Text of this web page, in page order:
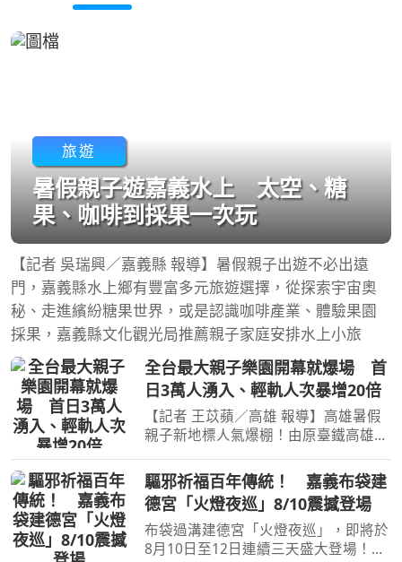
旅遊
暑假親子遊嘉義水上 太空、糖
果、咖啡到採果一次玩
【記者 吳瑞興／嘉義縣 報導】暑假親子出遊不必出遠
門，嘉義縣水上鄉有豐富多元旅遊選擇，從探索宇宙奧
秘、走進繽紛糖果世界，或是認識咖啡產業、體驗果園
採果，嘉義縣文化觀光局推薦親子家庭安排水上小旅
全台最大親子樂園開幕就爆場 首
日3萬人湧入、輕軌人次暴增20倍
【記者 王苡蘋／高雄 報導】高雄暑假
親子新地標人氣爆棚！由原臺鐵高雄機
放的「高雄親子遊樂園區」今（8）日
正式啟用，開幕首日即吸引超過3萬人
次入園，不少家庭三代同
驅邪祈福百年傳統！ 嘉義布袋建
德宮「火燈夜巡」8/10震撼登場
布袋過溝建德宮「火燈夜巡」，即將於
8月10日至12日連續三天盛大登場！